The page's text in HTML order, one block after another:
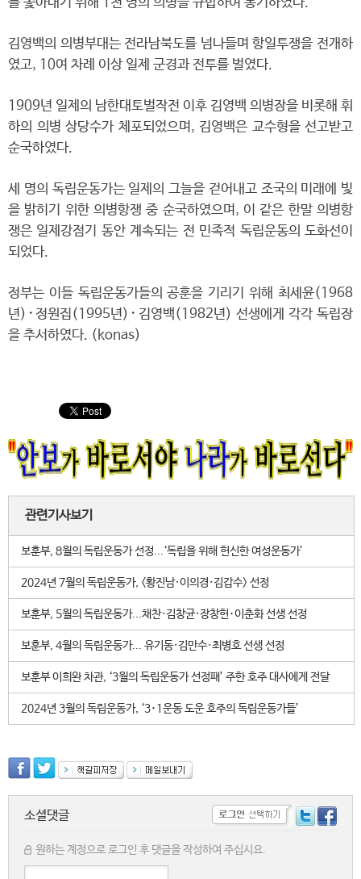
김영백의 의병부대는 전라남북도를 넘나들며 항일투쟁을 전개하
였고, 10여 차례 이상 일제 군경과 전투를 벌였다.
1909년 일제의 남한대토벌작전 이후 김영백 의병장을 비롯해 휘
하의 의병 상당수가 체포되었으며, 김영백은 교수형을 선고받고
순국하였다.
세 명의 독립운동가는 일제의 그늘을 걷어내고 조국의 미래에 빛
을 밝히기 위한 의병항쟁 중 순국하였으며, 이 같은 한말 의병항
쟁은 일제강점기 동안 계속되는 전 민족적 독립운동의 도화선이
되었다.
정부는 이들 독립운동가들의 공훈을 기리기 위해 최세윤(1968
년)･정원집(1995년)･김영백(1982년) 선생에게 각각 독립장
을 추서하였다. (konas)
관련기사보기
보훈부, 8월의 독립운동가 선정...‘독립을 위해 헌신한 여성운동가’
2024년 7월의 독립운동가, <황진남·이의경·김갑수> 선정
보훈부, 5월의 독립운동가...채찬·김창균·장창헌･이춘화 선생 선정
보훈부, 4월의 독립운동가... 유기동·김만수·최병호 선생 선정
보훈부 이희완 차관, ‘3월의 독립운동가 선정패’ 주한 호주 대사에게 전달
2024년 3월의 독립운동가, ‘3･1운동 도운 호주의 독립운동가들’
소셜댓글
원하는 계정으로 로그인 후 댓글을 작성하여 주십시요.